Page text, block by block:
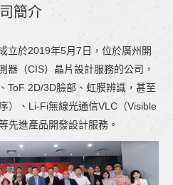
簡介
立於2019年5月7日，位於廣州開
器（CIS）晶片設計服務的公司，
ToF 2D/3D臉部、虹膜辨識，甚至
）、Li-Fi無線光通信VLC（Visible
先進產品開發設計服務。